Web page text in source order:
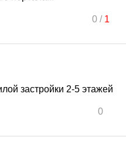
0/ 1
застройки 2-5 этажей
0